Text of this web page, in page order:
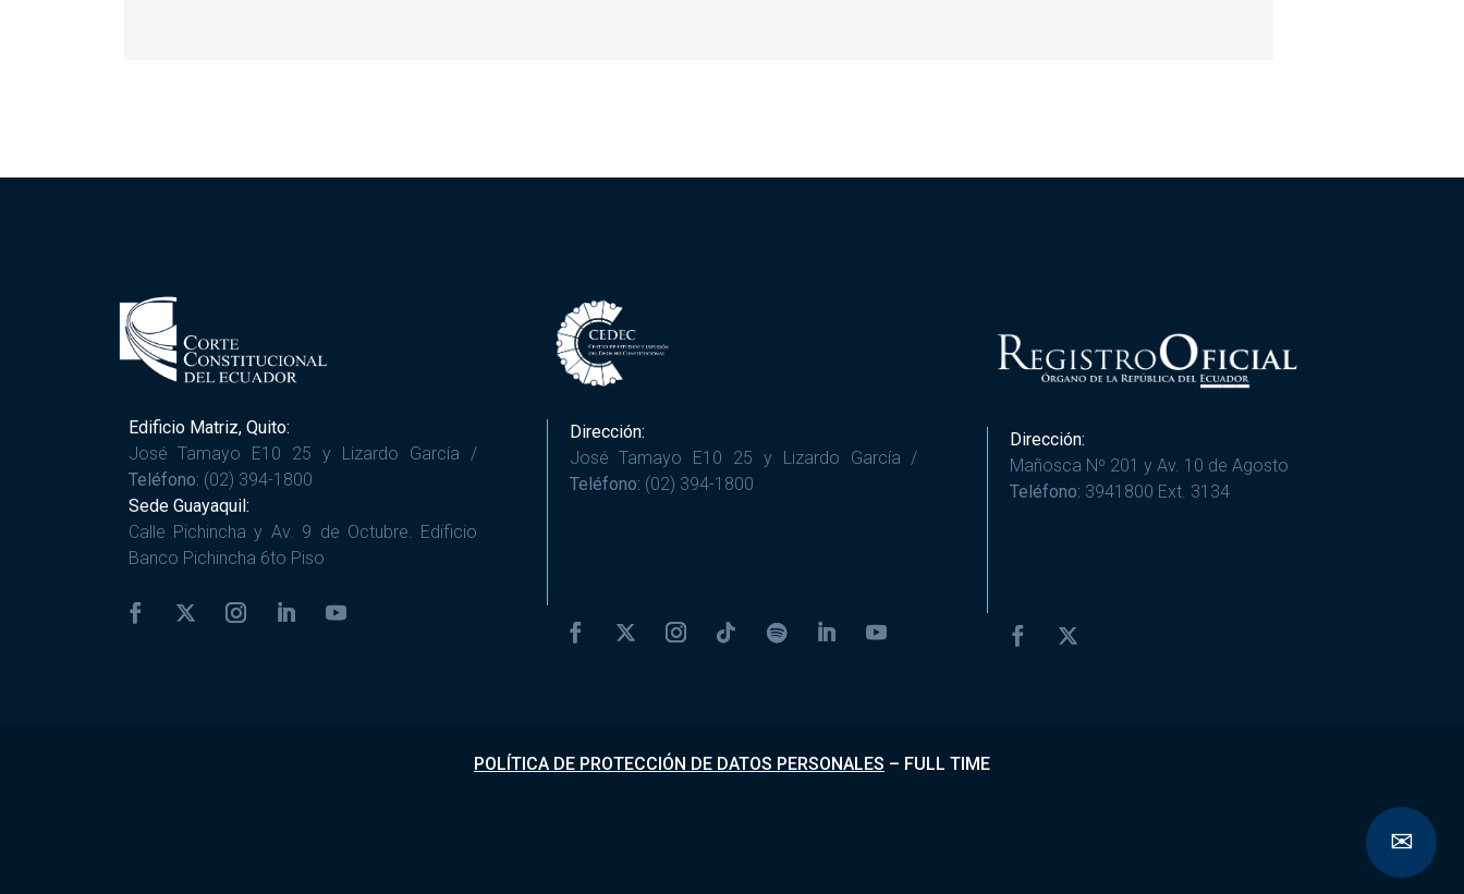
Edificio Matriz, Quito:
José Tamayo E10 25 y Lizardo García /
Teléfono: (02) 394-1800
Sede Guayaquil:
Calle Pichincha y Av. 9 de Octubre. Edificio
Banco Pichincha 6to Piso
Dirección:
José Tamayo E10 25 y Lizardo García /
Teléfono: (02) 394-1800
Dirección:
Mañosca Nº 201 y Av. 10 de Agosto
Teléfono: 3941800 Ext. 3134
POLÍTICA DE PROTECCIÓN DE DATOS PERSONALES – FULL TIME
✉